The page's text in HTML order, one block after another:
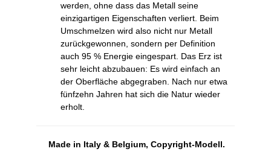
werden, ohne dass das Metall seine
einzigartigen Eigenschaften verliert. Beim
Umschmelzen wird also nicht nur Metall
zurückgewonnen, sondern per Definition
auch 95 % Energie eingespart. Das Erz ist
sehr leicht abzubauen: Es wird einfach an
der Oberfläche abgegraben. Nach nur etwa
fünfzehn Jahren hat sich die Natur wieder
erholt.
Made in Italy & Belgium, Copyright-Modell.